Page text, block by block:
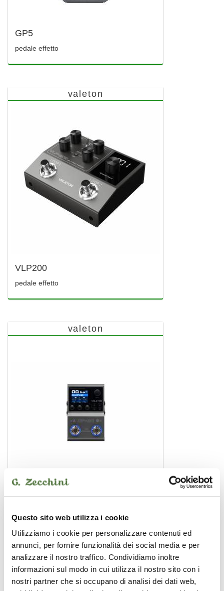
Questo sito web utilizza i cookie
Utilizziamo i cookie per personalizzare contenuti ed
annunci, per fornire funzionalità dei social media e per
analizzare il nostro traffico. Condividiamo inoltre
informazioni sul modo in cui utilizza il nostro sito con i
nostri partner che si occupano di analisi dei dati web,
GP5
pedale effetto
valeton
VLP200
pedale effetto
valeton
pedale effetto
valeton